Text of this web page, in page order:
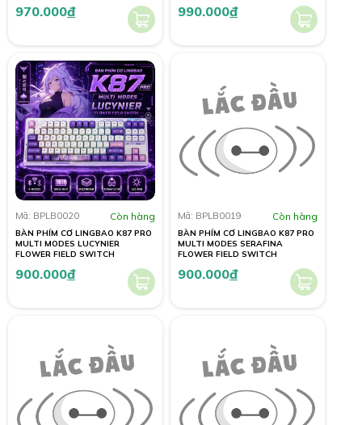
970.000đ 990.000đ
Mã: BPLB0020 Còn hàng
BÀN PHÍM CƠ LINGBAO K87 PRO
MULTI MODES LUCYNIER
FLOWER FIELD SWITCH
900.000đ
Mã: BPLB0019 Còn hàng
BÀN PHÍM CƠ LINGBAO K87 PRO
MULTI MODES SERAFINA
FLOWER FIELD SWITCH
900.000đ